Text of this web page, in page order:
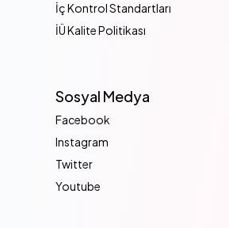
İç Kontrol Standartları
İÜ Kalite Politikası
Sosyal Medya
Facebook
Instagram
Twitter
Youtube